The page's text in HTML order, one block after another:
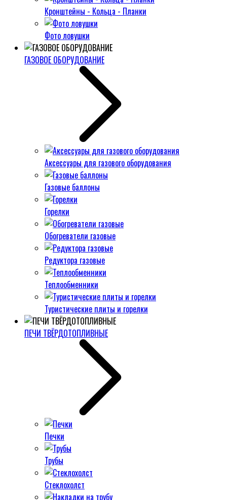
Кронштейны - Кольца - Планки
Фото ловушки
ГАЗОВОЕ ОБОРУДОВАНИЕ
Аксессуары для газового оборудования
Газовые баллоны
Горелки
Обогреватели газовые
Редуктора газовые
Теплообменники
Туристические плиты и горелки
ПЕЧИ ТВЁРДОТОПЛИВНЫЕ
Печки
Трубы
Стеклохолст